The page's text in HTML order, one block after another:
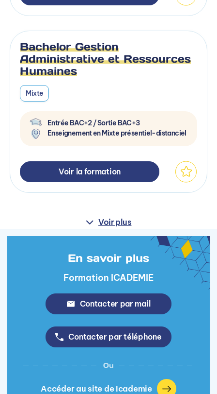
Bachelor Gestion
Administrative et Ressources
Humaines
Mixte
Entrée BAC+2 / Sortie BAC+3
Enseignement en Mixte présentiel-distanciel
Voir la formation
Voir plus
En savoir plus
Formation ICADEMIE
Contacter par mail
Contacter par téléphone
Ou
Accéder au site de Icademie